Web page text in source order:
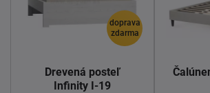
doprava
zdarma
Drevená posteľ
Infinity I-19